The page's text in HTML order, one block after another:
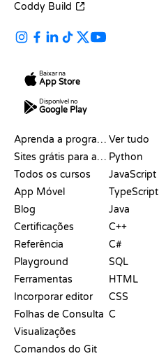
Coddy Build
Baixar na
App Store
Disponível no
Google Play
Aprenda a programar
Sites grátis para aprender a programar
Todos os cursos
App Móvel
Blog
Certificações
Referência
Playground
Ferramentas
Incorporar editor
Folhas de Consulta
Visualizações
Comandos do Git
Ver tudo
Python
JavaScript
TypeScript
Java
C++
C#
SQL
HTML
CSS
C